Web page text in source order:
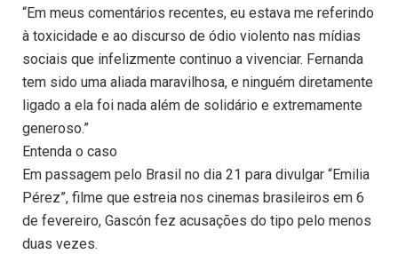
“Em meus comentários recentes, eu estava me referindo
à toxicidade e ao discurso de ódio violento nas mídias
sociais que infelizmente continuo a vivenciar. Fernanda
tem sido uma aliada maravilhosa, e ninguém diretamente
ligado a ela foi nada além de solidário e extremamente
generoso.”
Entenda o caso
Em passagem pelo Brasil no dia 21 para divulgar “Emilia
Pérez”, filme que estreia nos cinemas brasileiros em 6
de fevereiro, Gascón fez acusações do tipo pelo menos
duas vezes.